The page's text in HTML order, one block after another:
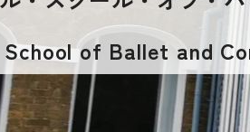
of Ballet and